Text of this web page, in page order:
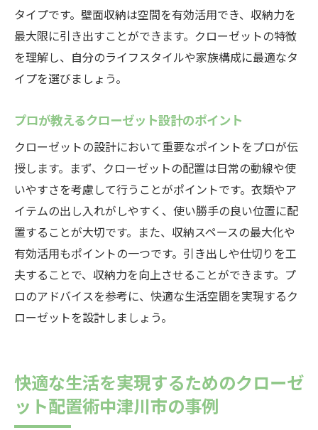
ライフスタイルに最適なクローゼット配置
の考え方
中津川市在住者のライフスタイルと収納ニ
ーズ
注文住宅でのクローゼット配置事例紹介
生活習慣に合わせた収納スペースの設計
中津川市の風土に適したクローゼット配置
ライフスタイルと収納効率のバランスを考
えた設計
岐阜県中津川市で成功した注文住宅のクローゼ
ット配置法
成功事例に学ぶクローゼット配置の秘訣
中津川市での具体的なクローゼット配置方
法
中津川市の住環境に適した収納設計
成功者が語るクローゼット配置のポイント
タイプです。壁面収納は空間を有効活用でき、収納力を
最大限に引き出すことができます。クローゼットの特徴
を理解し、自分のライフスタイルや家族構成に最適なタ
イプを選びましょう。
プロが教えるクローゼット設計のポイント
クローゼットの設計において重要なポイントをプロが伝
授します。まず、クローゼットの配置は日常の動線や使
いやすさを考慮して行うことがポイントです。衣類やア
イテムの出し入れがしやすく、使い勝手の良い位置に配
置することが大切です。また、収納スペースの最大化や
有効活用もポイントの一つです。引き出しや仕切りを工
夫することで、収納力を向上させることができます。プ
ロのアドバイスを参考に、快適な生活空間を実現するク
ローゼットを設計しましょう。
快適な生活を実現するためのクローゼ
ット配置術中津川市の事例